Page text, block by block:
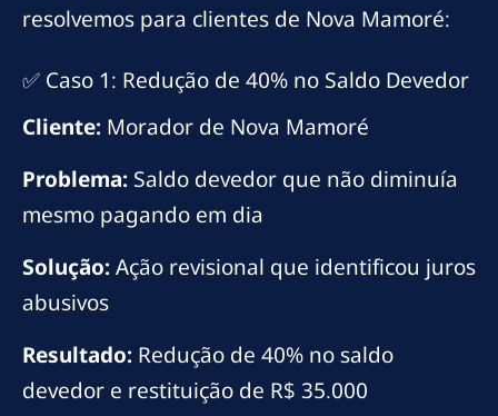
resolvemos para clientes de Nova Mamoré:
✅ Caso 1: Redução de 40% no Saldo Devedor
Cliente: Morador de Nova Mamoré
Problema: Saldo devedor que não diminuía
mesmo pagando em dia
Solução:Ação revisional que identificou juros
abusivos
Resultado: Redução de 40% no saldo
devedor e restituição de R$ 35.000